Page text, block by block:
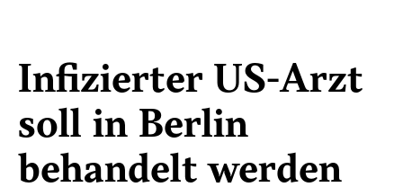
Infizierter US-Arzt
soll in Berlin
behandelt werden